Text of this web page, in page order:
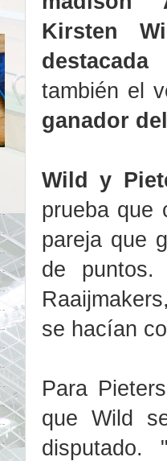
Kirsten
también el
ganador
Wild y
prueba que
pareja que
de
se hacían
Para
que Wild
disputado.